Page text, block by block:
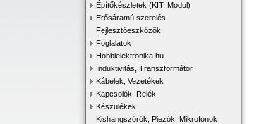
Építőkészletek (KIT, Modul)
Erősáramú szerelés
Fejlesztőeszközök
Foglalatok
Hobbielektronika.hu
Induktivitás, Transzformátor
Kábelek, Vezetékek
Kapcsolók, Relék
Készülékek
Kishangszórók, Piezók, Mikrofonok